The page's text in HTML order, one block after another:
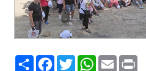
PaylaşFacebook
TwitterWhatsApp
Email